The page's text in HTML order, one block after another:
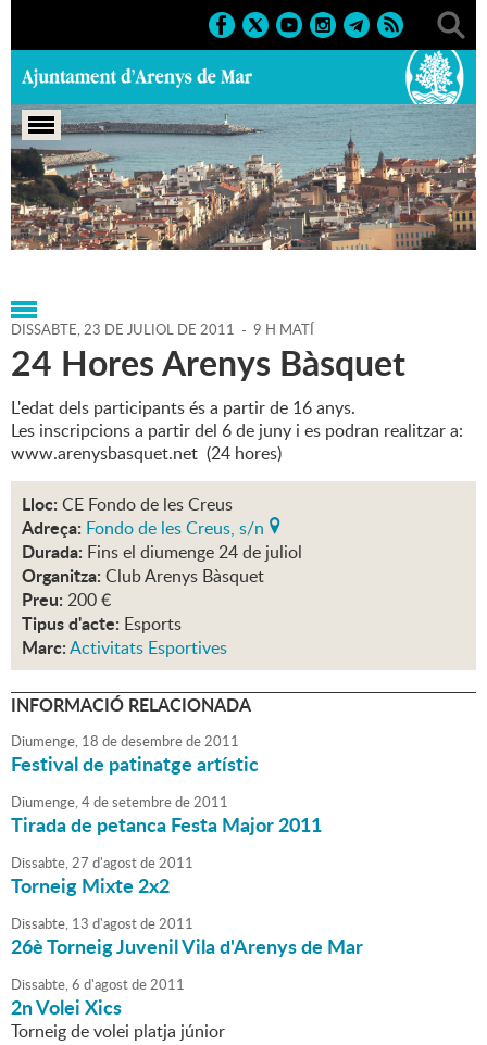
Portada > Agenda > 23-07-
2011 > Marcs > Esportius > 2011 > Activitats Esportives
DISSABTE,23 DE JULIOL DE 2011 - 9 H MATÍ
24 Hores Arenys Bàsquet
L'edat dels participants és a partir de 16 anys.
Les inscripcions a partir del 6 de juny i es podran realitzar a:
www.arenysbasquet.net (24 hores)
Lloc: CE Fondo de les Creus
Adreça: Fondo de les Creus, s/n
Durada: Fins el diumenge 24 de juliol
Organitza: Club Arenys Bàsquet
Preu: 200 €
Tipus d'acte: Esports
Marc:Activitats Esportives
INFORMACIÓ RELACIONADA
Diumenge, 18 dedesembrede2011
Festival de patinatge artístic
Diumenge,4desetembrede2011
Tirada de petanca Festa Major 2011
Dissabte,27 d'agostde2011
Torneig Mixte 2x2
Dissabte, 13 d'agostde2011
26è Torneig Juvenil Vila d'Arenys de Mar
Dissabte,6 d'agostde2011
2n Volei Xics
Torneig de volei platja júnior